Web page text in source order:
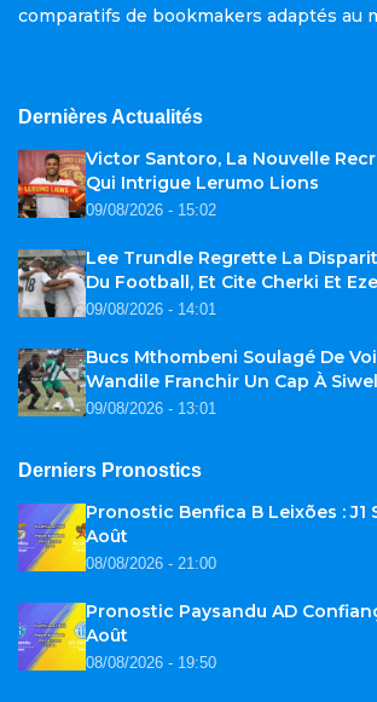
comparatifs de bookmakers adaptés au
Dernières Actualités
Victor Santoro, La Nouvelle
Qui Intrigue Lerumo Lions
09/08/2026 - 15:02
Lee Trundle Regrette La
Du Football, Et Cite Cherki Et Eze
09/08/2026 - 14:01
Bucs Mthombeni Soulagé De
Wandile Franchir Un Cap À
09/08/2026 - 13:01
Derniers Pronostics
Pronostic Benfica B Leixões : J1
Août
08/08/2026 - 21:00
Pronostic Paysandu AD
Août
08/08/2026 - 19:50